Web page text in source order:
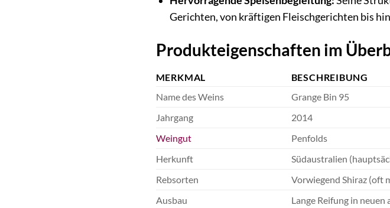
Gerichten, von kräftigen Fleischgerichten bis
Produkteigenschaften im
MERKMAL
BESCHREIBUNG
Name des Weins
Grange Bin 95
Jahrgang
2014
Weingut
Penfolds
Herkunft
Südaustralien
Rebsorten
Vorwiegend Shiraz (oft
Ausbau
Lange Reifung in neuen